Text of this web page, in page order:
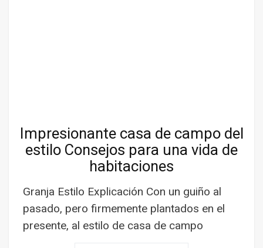
Impresionante casa de campo del
estilo Consejos para una vida de
habitaciones
Granja Estilo Explicación Con un guiño al
pasado, pero firmemente plantados en el
presente, al estilo de casa de campo